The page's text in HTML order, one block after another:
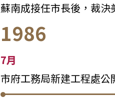
蘇南成接任市長後，裁
1986
7月
市府工務局新建工程處公